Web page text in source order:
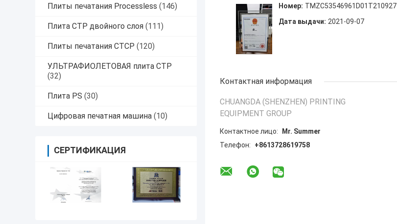
Плиты печатания Processless (146)
Плита CTP двойного слоя (111)
Плиты печатания CTCP (120)
УЛЬТРАФИОЛЕТОВАЯ плита CTP
(32)
Плита PS (30)
Цифровая печатная машина (10)
СЕРТИФИКАЦИЯ
Номер: TMZC53546961D01T210927
Дата выдачи: 2021-09-07
Контактная информация
CHUANGDA (SHENZHEN) PRINTING
EQUIPMENT GROUP
Контактное лицо:
Mr. Summer
Телефон:
+8613728619758